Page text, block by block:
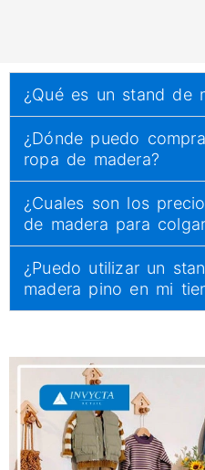
¿Qué es un stand de
¿Dónde puedo
ropa de madera?
¿Cuales son los
de madera para
¿Puedo utilizar un
madera pino en mi